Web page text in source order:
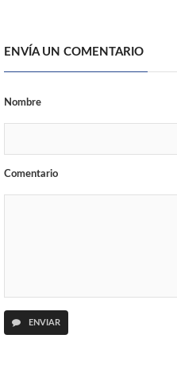
ENVÍA UN COMENTARIO
Nombre
Comentario
ENVIAR